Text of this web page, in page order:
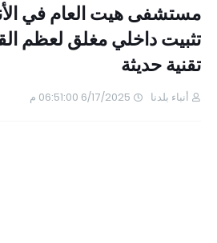
مستشفى هيت العام في
تثبيت داخلي مغلق لعظم
تقنية حديثة
أنباء بلدنا 6/17/2025 06:51:00 م